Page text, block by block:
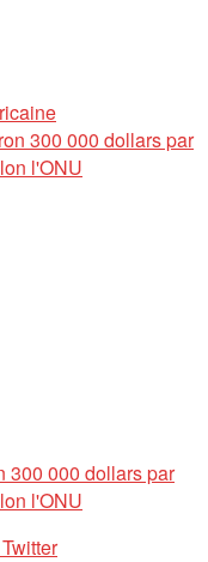
300 000 dollars par
l'ONU